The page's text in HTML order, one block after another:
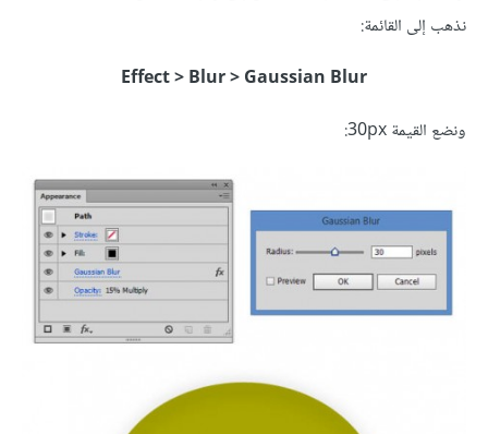
نذهب إلى القائمة:
Effect > Blur > Gaussian Blur
ونضع القيمة 30px: